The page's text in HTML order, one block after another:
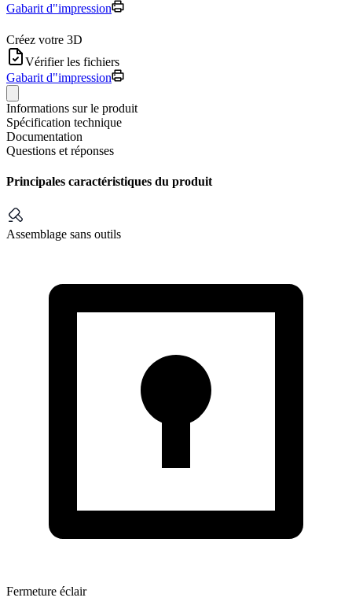
Gabarit d"impression
Créez votre 3D
Vérifier les fichiers
Gabarit d"impression
Informations sur le produit
Spécification technique
Documentation
Questions et réponses
Principales caractéristiques du produit
Assemblage sans outils
Fermeture éclair